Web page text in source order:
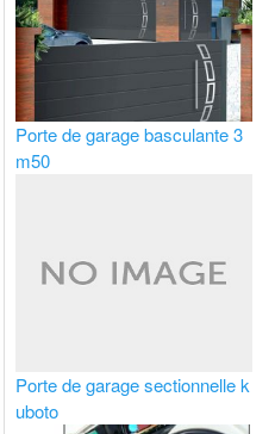
Porte de garage basculante 3
m50
Porte de garage sectionnelle k
uboto